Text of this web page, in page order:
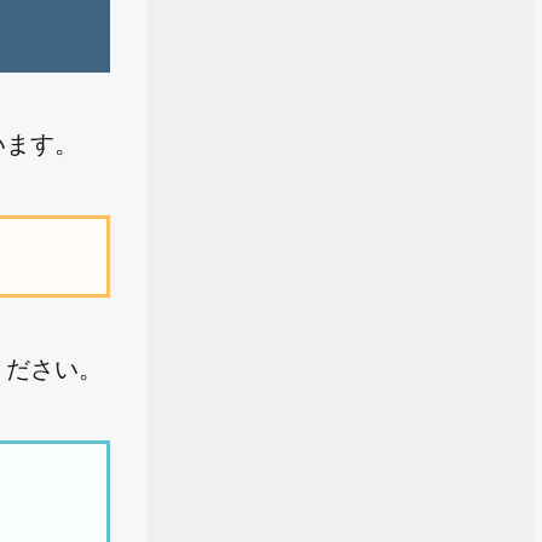
す。
さい。